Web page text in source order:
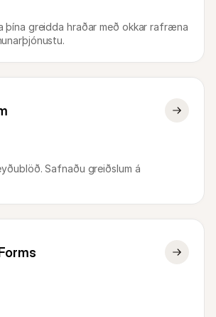
þína greidda hraðar með okkar rafræna
Safnaðu greiðslum á
þjónustuverið okkar